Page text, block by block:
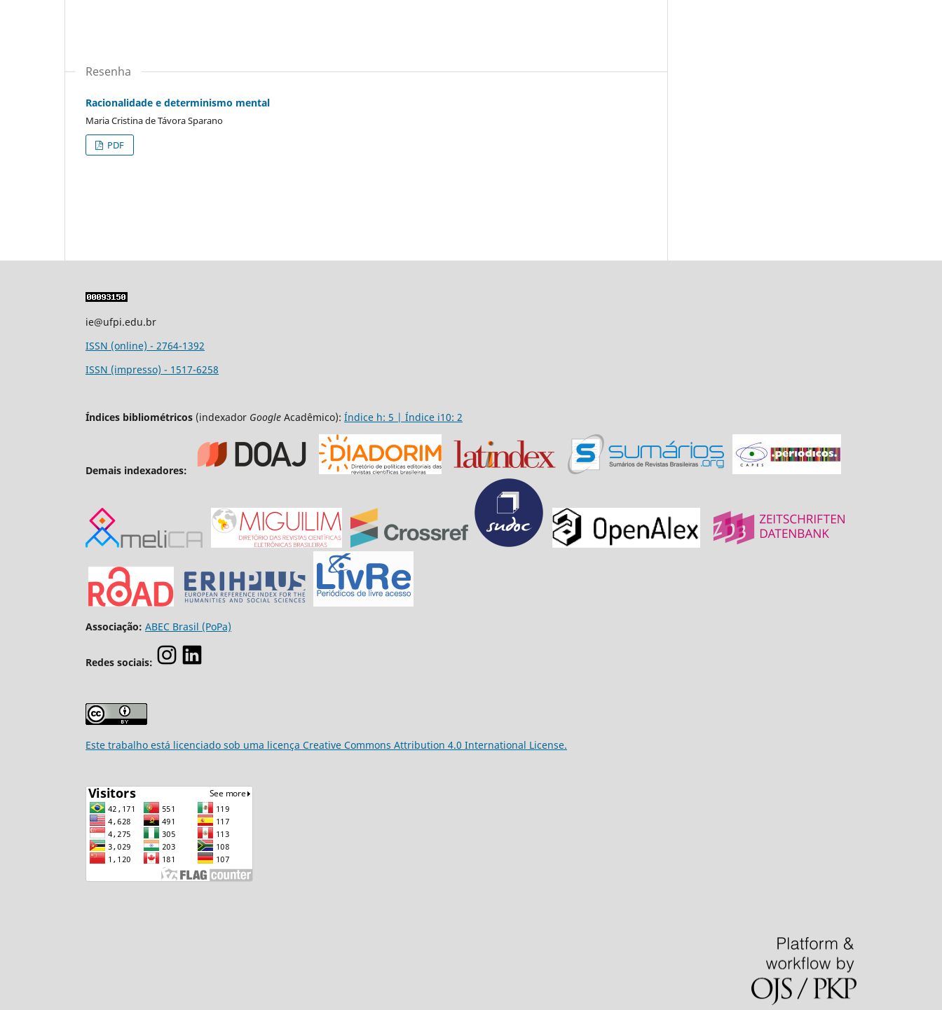
Resenha
Racionalidade e determinismo mental
Maria Cristina de Távora Sparano
PDF
ie@ufpi.edu.br
ISSN (online) - 2764-1392
ISSN (impresso) - 1517-6258
Índices bibliométricos (indexador Google Acadêmico): Índice h: 5 | Índice i10: 2
Demais indexadores:
Associação: ABEC Brasil (PoPa)
Redes sociais:
Este trabalho está licenciado sob uma licença Creative Commons Attribution 4.0 International License.